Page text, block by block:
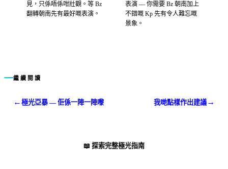
見，只係唔係咁壯觀。等 Bz
翻轉朝南先有最好嘅表演。
表演 — 你需要 Bz 朝南加上
不錯嘅 Kp 先有令人難忘嘅
景象。
繼續閱讀
← 極光亞暴 — 佢係一陣一陣嚟 我哋點樣作出建議 →
📖 探索完整極光指南